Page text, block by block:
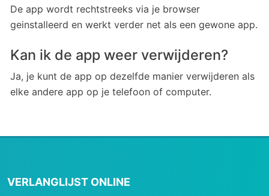
De app wordt rechtstreeks via je browser
geinstalleerd en werkt verder net als een gewone app.
Kan ik de app weer verwijderen?
Ja, je kunt de app op dezelfde manier verwijderen als
elke andere app op je telefoon of computer.
VERLANGLIJST ONLINE